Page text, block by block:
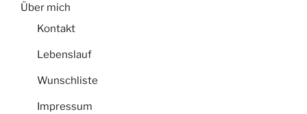
Über mich
Kontakt
Lebenslauf
Wunschliste
Impressum